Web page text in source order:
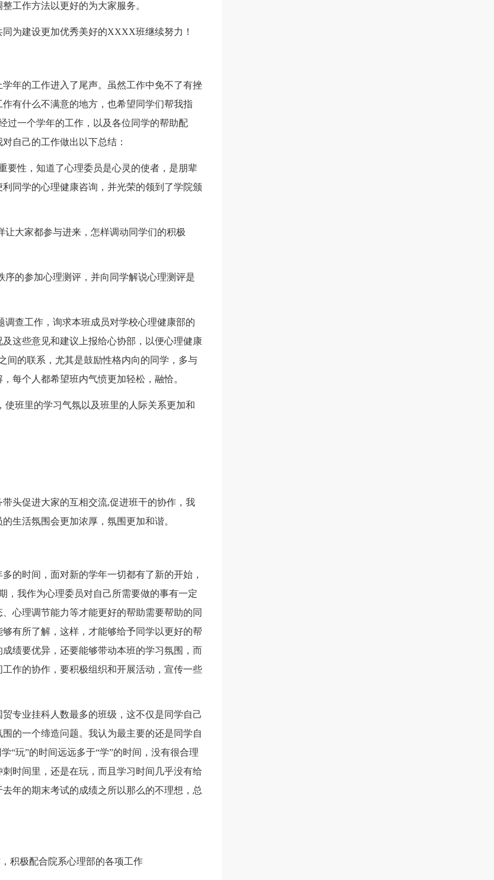
工作方法以更好的为大家服务。
为建设更加优秀美好的XXXX班继续努力！
年的工作进入了尾声。虽然工作中免不了有挫
有什么不满意的地方，也希望同学们帮我指
过一个学年的工作，以及各位同学的帮助配
自己的工作做出以下总结：
要性，知道了心理委员是心灵的使者，是朋辈
同学的心理健康咨询，并光荣的领到了学院颁
大家都参与进来，怎样调动同学们的积极
的参加心理测评，并向同学解说心理测评是
查工作，询求本班成员对学校心理健康部的
这些意见和建议上报给心协部，以便心理健康
间的联系，尤其是鼓励性格内向的同学，多与
每个人都希望班内气愤更加轻松，融恰。
班里的学习气氛以及班里的人际关系更加和
头促进大家的互相交流,促进班干的协作，我
生活氛围会更加浓厚，氛围更加和谐。
的时间，面对新的学年一切都有了新的开始，
，我作为心理委员对自己所需要做的事有一定
心理调节能力等才能更好的帮助需要帮助的同
有所了解，这样，才能够给予同学以更好的帮
绩要优异，还要能够带动本班的学习氛围，而
作的协作，要积极组织和开展活动，宣传一些
专业挂科人数最多的班级，这不仅是同学自己
的一个缔造问题。我认为最主要的还是同学自
“玩”的时间远远多于“学”的时间，没有很合理
时间里，还是在玩，而且学习时间几乎没有给
年的期末考试的成绩之所以那么的不理想，总
积极配合院系心理部的各项工作